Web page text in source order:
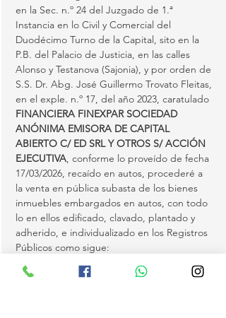
en la Sec. n.º 24 del Juzgado de 1.ª
Instancia en lo Civil y Comercial del
Duodécimo Turno de la Capital, sito en la
P.B. del Palacio de Justicia, en las calles
Alonso y Testanova (Sajonia), y por orden de
S.S. Dr. Abg. José Guillermo Trovato Fleitas,
en el exple. n.º 17, del año 2023, caratulado
FINANCIERA FINEXPAR SOCIEDAD
ANÓNIMA EMISORA DE CAPITAL
ABIERTO C/ ED SRL Y OTROS S/ ACCIÓN
EJECUTIVA, conforme lo proveído de fecha
17/03/2026, recaído en autos, procederé a
la venta en pública subasta de los bienes
inmuebles embargados en autos, con todo
lo en ellos edificado, clavado, plantado y
adherido, e individualizado en los Registros
Públicos como sigue:
1) FINCA N.º 19.362 DEL DISTRITO DE